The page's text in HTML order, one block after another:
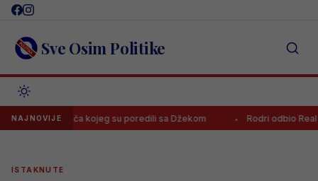
Skip
content Sve Osim Politike
NAJNOVIJEkojeg su poredili sa Džekom Rodri odbio Real i
ISTAKNUTE